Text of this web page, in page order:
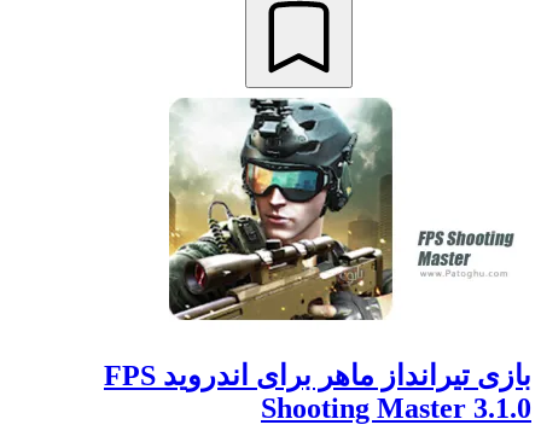
بازی تیرانداز ماهر برای اندروید FPS
Shooting Master 3.1.0